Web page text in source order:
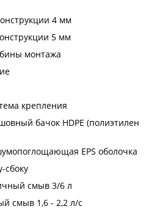
4 мм
5 мм
монтажа
крепления
бачок HDPE (полиэтилен
EPS оболочка
сбоку
смыв 3/6 л
смыв 1,6 - 2,2 л/с